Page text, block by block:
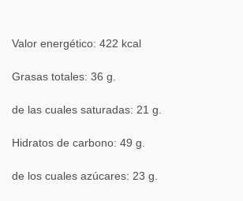
Valor energético: 422 kcal
Grasas totales: 36 g.
de las cuales saturadas: 21 g.
Hidratos de carbono: 49 g.
de los cuales azúcares: 23 g.